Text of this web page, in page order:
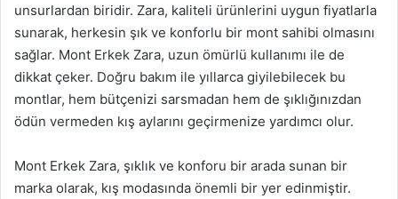
unsurlardan biridir. Zara, kaliteli ürünlerini uygun fiyatlarla
sunarak, herkesin şık ve konforlu bir mont sahibi olmasını
sağlar. Mont Erkek Zara, uzun ömürlü kullanımı ile de
dikkat çeker. Doğru bakım ile yıllarca giyilebilecek bu
montlar, hem bütçenizi sarsmadan hem de şıklığınızdan
ödün vermeden kış aylarını geçirmenize yardımcı olur.
Mont Erkek Zara, şıklık ve konforu bir arada sunan bir
marka olarak, kış modasında önemli bir yer edinmiştir.